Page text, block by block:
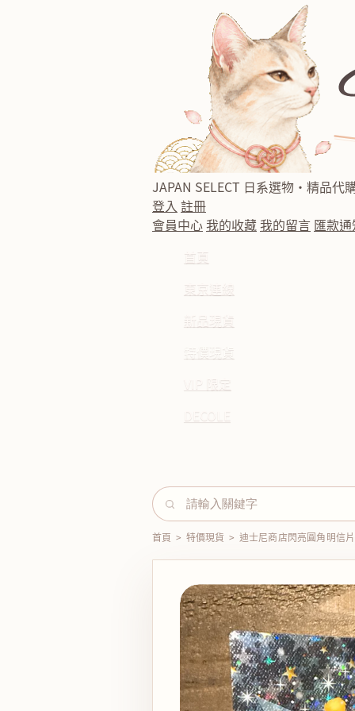
JAPAN SELECT 日系選物・精品代
登入 註冊
會員中心我的收藏我的留言 匯款
首頁
東京連線
新品現貨
特價現貨
VIP 限定
首頁 > 特價現貨 > 迪士尼商店閃亮圓角明信